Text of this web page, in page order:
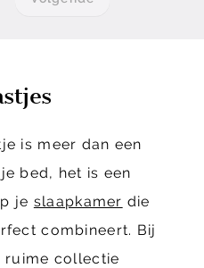
is meer dan een
bed, het is een
je slaapkamer die
combineert. Bij
ruime collectie